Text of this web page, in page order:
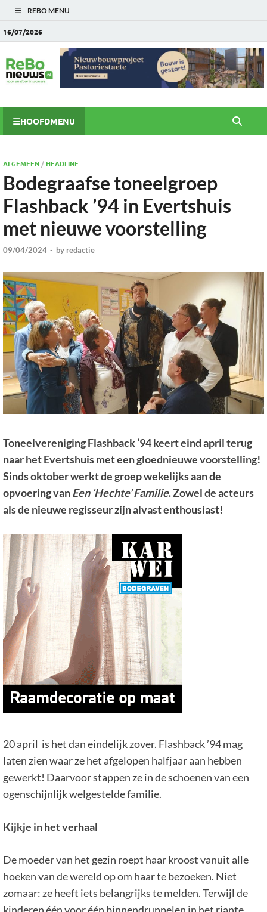
REBO MENU
16/07/2026
HOOFDMENU
ALGEMEEN/ HEADLINE
Bodegraafse toneelgroep
Flashback ’94 in Evertshuis
met nieuwe voorstelling
09/04/2024 - by redactie
Toneelvereniging Flashback ’94keert eind april terug
naar het Evertshuis met een gloednieuwe voorstelling!
Sinds oktober werkt de groep wekelijks aan de
opvoering vanEen ‘Hechte’ Familie. Zowel de acteurs
als de nieuwe regisseur zijn alvast enthousiast!
20 april is het dan eindelijk zover. Flashback ’94 mag
laten zien waar ze het afgelopen halfjaar aan hebben
gewerkt! Daarvoor stappen ze in de schoenen van een
ogenschijnlijk welgestelde familie.
Kijkje in het verhaal
De moeder van het gezin roept haar kroost vanuit alle
hoeken van de wereld op om haar te bezoeken. Niet
zomaar: ze heeft iets belangrijks te melden. Terwijl de